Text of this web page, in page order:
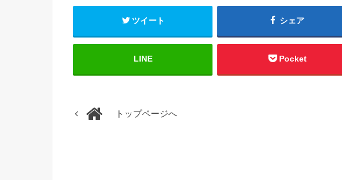
ツイート シェア
LINE Pocket
トップページへ